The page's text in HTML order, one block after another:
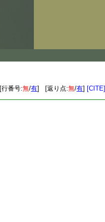
[行番号:無/有] [返り点:無/有] [CITE]